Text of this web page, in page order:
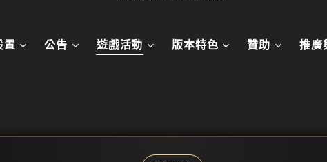
置 公告 遊戲活動 版本特色 贊助 推廣